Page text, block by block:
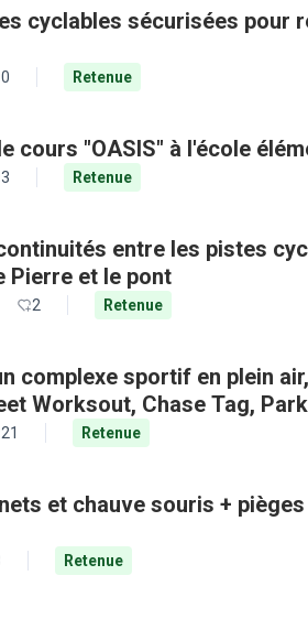
cyclables sécurisées pour
0 Retenue
cours "OASIS" à l'école
3 Retenue
entre les pistes
Pierre et le pont
2 Retenue
complexe sportif en plein
Worksout, Chase Tag,
21 Retenue
et chauve souris +
Retenue